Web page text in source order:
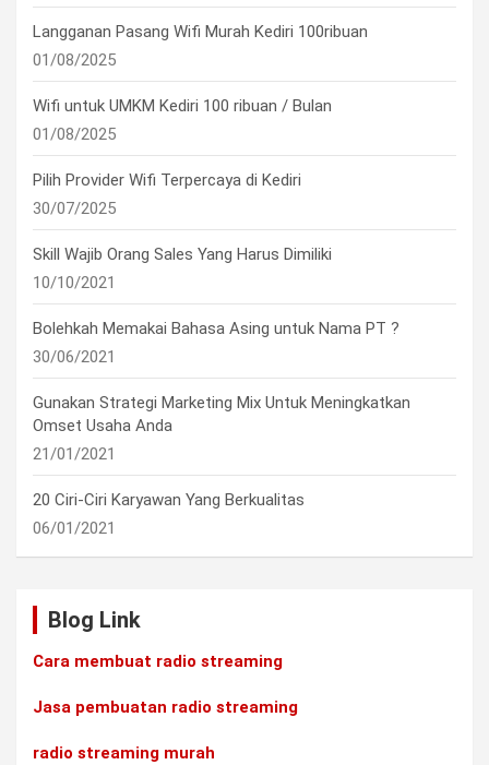
Langganan Pasang Wifi Murah Kediri 100ribuan
01/08/2025
Wifi untuk UMKM Kediri 100 ribuan / Bulan
01/08/2025
Pilih Provider Wifi Terpercaya di Kediri
30/07/2025
Skill Wajib Orang Sales Yang Harus Dimiliki
10/10/2021
Bolehkah Memakai Bahasa Asing untuk Nama PT ?
30/06/2021
Gunakan Strategi Marketing Mix Untuk Meningkatkan
Omset Usaha Anda
21/01/2021
20 Ciri-Ciri Karyawan Yang Berkualitas
06/01/2021
Blog Link
Cara membuat radio streaming
Jasa pembuatan radio streaming
radio streaming murah